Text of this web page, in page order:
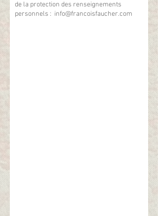
de la protection des renseignements
personnels : info@francoisfaucher.com